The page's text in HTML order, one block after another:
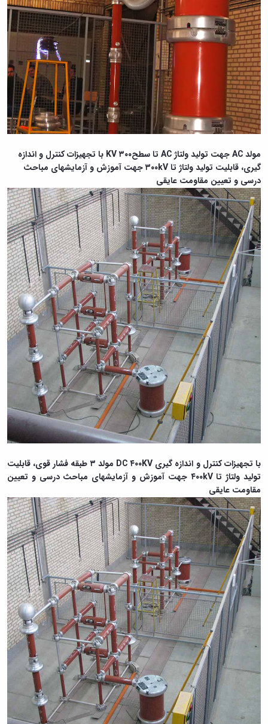
مولد AC جهت تولید ولتاژ AC تا سطحKV ۳۰۰ با تجهیزات کنترل و اندازه
گیری، قابلیت تولید ولتاژ تا ۳۰۰kV جهت آموزش و آزمایشهای مباحث
درسی و تعیین مقاومت عایقی
با تجهیزات کنترل و اندازه گیری DC ۴۰۰KV مولد ۳ طبقه فشار قوی، قابلیت
تولید ولتاژ تا ۴۰۰kV جهت آموزش و آزمایشهای مباحث درسی و تعیین
مقاومت عایقی